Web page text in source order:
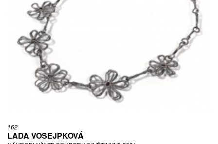
162
LADA VOSEJPKOVÁ